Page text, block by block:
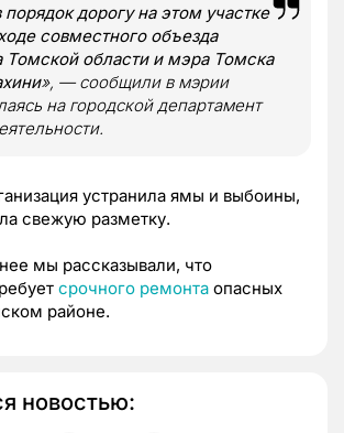
дорогу на этом участке
совместного объезда
Томской области и мэра Томска
», — сообщили в мэрии
на городской департамент
устранила ямы и выбоины,
свежую разметку.
мы рассказывали, что
срочного ремонта опасных
районе.
новостью: